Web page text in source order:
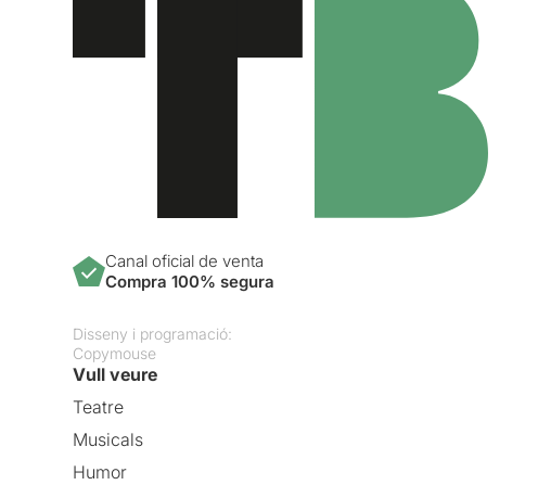
Canal oficial de venta
Compra 100% segura
Disseny i programació:
Copymouse
Vull veure
Teatre
Musicals
Humor